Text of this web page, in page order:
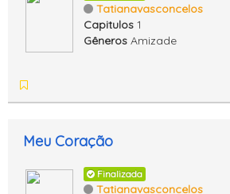
Tatianavasconcelos
Capitulos 1
Gêneros Amizade
Meu Coração
Finalizada
Tatianavasconcelos